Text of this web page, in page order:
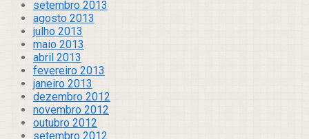
setembro 2013
agosto 2013
julho 2013
maio 2013
abril 2013
fevereiro 2013
janeiro 2013
dezembro 2012
novembro 2012
outubro 2012
setembro 2012